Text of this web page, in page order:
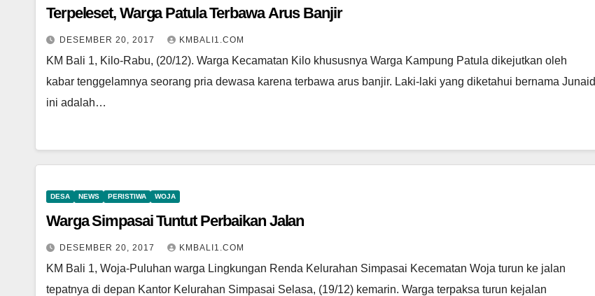
Terpeleset, Warga Patula Terbawa Arus Banjir
DESEMBER 20, 2017 KMBALI1.COM
KM Bali 1, Kilo-Rabu, (20/12). Warga Kecamatan Kilo khususnya Warga Kampung Patula dikejutkan oleh
kabar tenggelamnya seorang pria dewasa karena terbawa arus banjir. Laki-laki yang diketahui bernama Junaid
ini adalah…
DESA NEWS PERISTIWA WOJA
Warga Simpasai Tuntut Perbaikan Jalan
DESEMBER 20, 2017 KMBALI1.COM
KM Bali 1, Woja-Puluhan warga Lingkungan Renda Kelurahan Simpasai Kecematan Woja turun ke jalan
tepatnya di depan Kantor Kelurahan Simpasai Selasa, (19/12) kemarin. Warga terpaksa turun kejalan